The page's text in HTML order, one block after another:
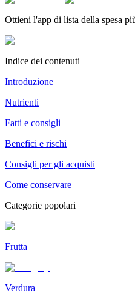
Ottieni l'app di lista della spesa
Indice dei contenuti
Introduzione
Nutrienti
Fatti e consigli
Benefici e rischi
Consigli per gli acquisti
Come conservare
Categorie popolari
Frutta
Verdura